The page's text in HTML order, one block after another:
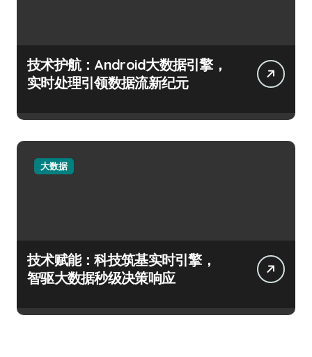
技术护航：Android大数据引擎，
实时处理引领数据流新纪元
大数据
技术赋能：科技筑基实时引擎，
智驱大数据秒级决策响应